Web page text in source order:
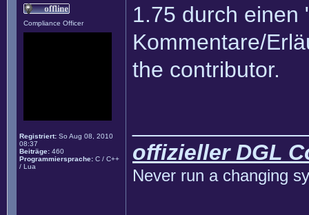
Compliance Officer
Registriert: So Aug 08, 2010
08:37
Beiträge: 460
Programmiersprache: C / C++
/ Lua
1.75 durch einen
Kommentare/
the contributor.
offizieller DGL
Never run a changing